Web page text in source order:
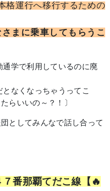
格運行へ移行するための
まに乗車してもらうこ
通学で利用しているのに廃
なくなっちゃうってこ
らいいの～？！〕
としてみんなで話し合って
番那覇てだこ線【🔥